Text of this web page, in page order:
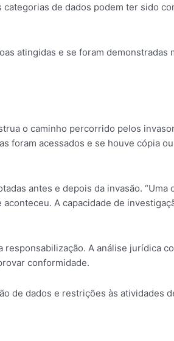
de dados podem ter sido
atingidas e se foram demonstradas
o caminho percorrido pelos
foram acessados e se houve cópia
antes e depois da invasão. “Uma
A capacidade de
A análise jurídica
conformidade.
de dados e restrições às atividades